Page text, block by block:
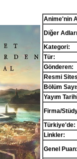
Anime'nin
Diğer
Kategori:
Tür:
Gönderen:
Resmi
Bölüm
Yayım
Firma/
Türkiye'de:
Linkler:
Genel Puan: